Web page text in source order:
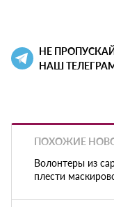
НЕ
НАШ
ПОХОЖИЕ
Волонтеры из
плести